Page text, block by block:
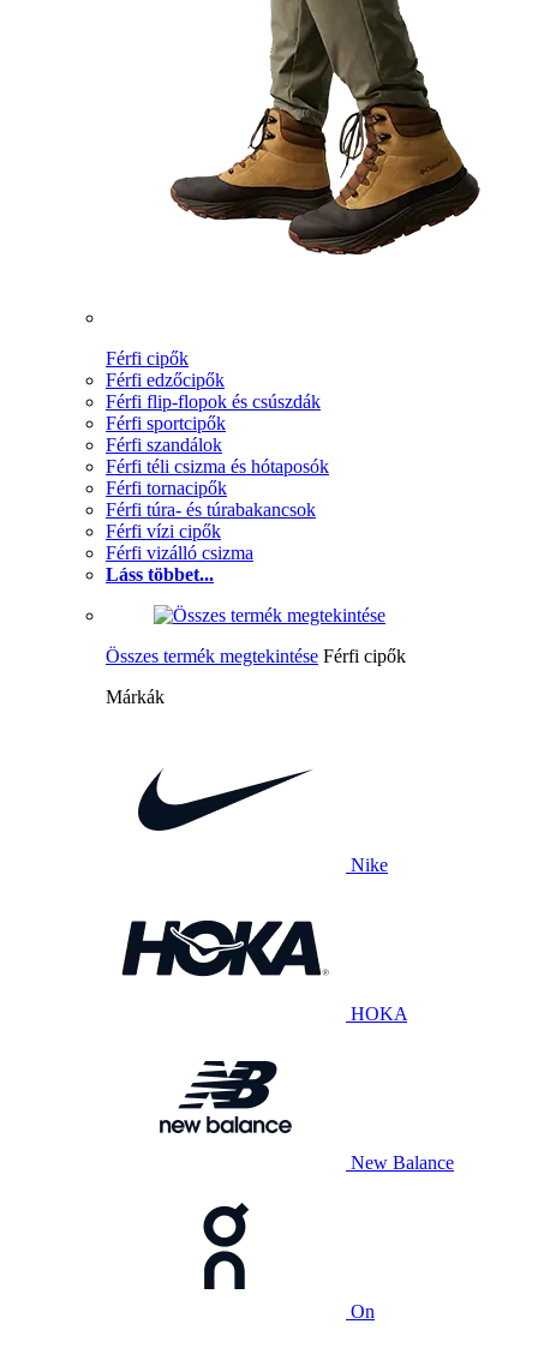
Férfi cipők
Férfi edzőcipők
Férfi flip-flopok és csúszdák
Férfi sportcipők
Férfi szandálok
Férfi téli csizma és hótaposók
Férfi tornacipők
Férfi túra- és túrabakancsok
Férfi vízi cipők
Férfi vizálló csizma
Láss többet...
Összes termék megtekintése Férfi cipők
Márkák
Nike
HOKA
New Balance
On